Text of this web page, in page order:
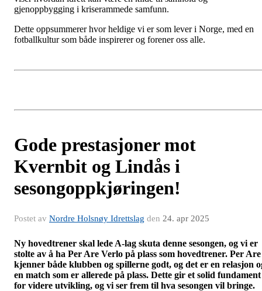
gjenoppbygging i kriserammede samfunn.
Dette oppsummerer hvor heldige vi er som lever i Norge, med en
fotballkultur som både inspirerer og forener oss alle.
Gode prestasjoner mot
Kvernbit og Lindås i
sesongoppkjøringen!
Postet av Nordre Holsnøy Idrettslag den 24. apr 2025
Ny hovedtrener skal lede A-lag skuta denne sesongen, og vi er
stolte av å ha Per Are Verlo på plass som hovedtrener. Per Are
kjenner både klubben og spillerne godt, og det er en relasjon
en match som er allerede på plass. Dette gir et solid fundament
for videre utvikling, og vi ser frem til hva sesongen vil bringe.